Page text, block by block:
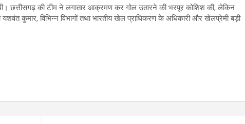
छत्तीसगढ़ की टीम ने लगातार आक्रमण कर गोल उतारने की भरपूर कोशिश की, लेकिन
कुमार, विभिन्न विभागों तथा भारतीय खेल प्राधिकरण के अधिकारी और खेलप्रेमी बड़ी
ar